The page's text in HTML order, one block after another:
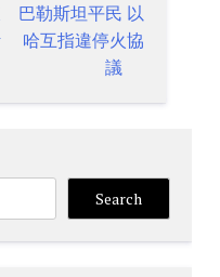
巴勒斯坦平民 以
哈互指違停火協
議
Search